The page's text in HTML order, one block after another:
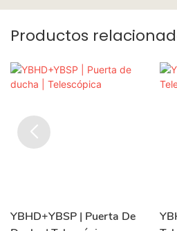
Productos
YBHD+YBSP | Puerta De